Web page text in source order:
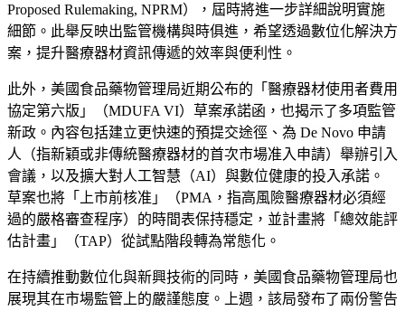
Proposed Rulemaking, NPRM），屆時將進一步詳細說明實施
細節。此舉反映出監管機構與時俱進，希望透過數位化解決方
案，提升醫療器材資訊傳遞的效率與便利性。
此外，美國食品藥物管理局近期公布的「醫療器材使用者費用
協定第六版」（MDUFA VI）草案承諾函，也揭示了多項監管
新政。內容包括建立更快速的預提交途徑、為 De Novo 申請
人（指新穎或非傳統醫療器材的首次市場准入申請）舉辦引入
會議，以及擴大對人工智慧（AI）與數位健康的投入承諾。
草案也將「上市前核准」（PMA，指高風險醫療器材必須經
過的嚴格審查程序）的時間表保持穩定，並計畫將「總效能評
估計畫」（TAP）從試點階段轉為常態化。
在持續推動數位化與新興技術的同時，美國食品藥物管理局也
展現其在市場監管上的嚴謹態度。上週，該局發布了兩份警告